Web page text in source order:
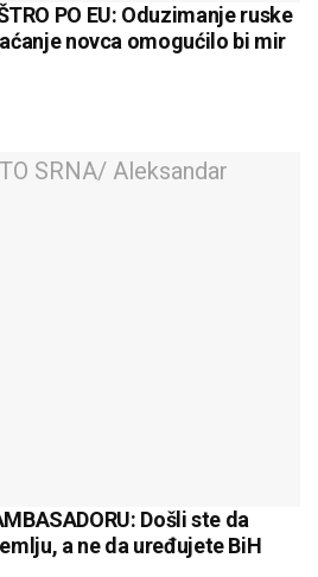
PO EU: Oduzimanje ruske
novca omogućilo bi mir
Došli ste da
a ne da uređujete BiH